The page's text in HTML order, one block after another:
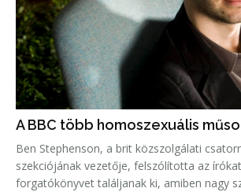
A BBC több homoszexuális
Ben Stephenson, a brit közszolgálati
szekciójának vezetője, felszólította az
forgatókönyvet találjanak ki, amiben nagy